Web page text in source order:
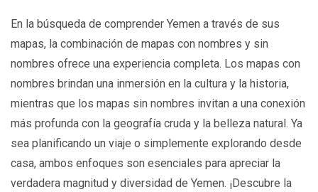
En la búsqueda de comprender Yemen a través de sus
mapas, la combinación de mapas con nombres y sin
nombres ofrece una experiencia completa. Los mapas con
nombres brindan una inmersión en la cultura y la historia,
mientras que los mapas sin nombres invitan a una conexión
más profunda con la geografía cruda y la belleza natural. Ya
sea planificando un viaje o simplemente explorando desde
casa, ambos enfoques son esenciales para apreciar la
verdadera magnitud y diversidad de Yemen. ¡Descubre la